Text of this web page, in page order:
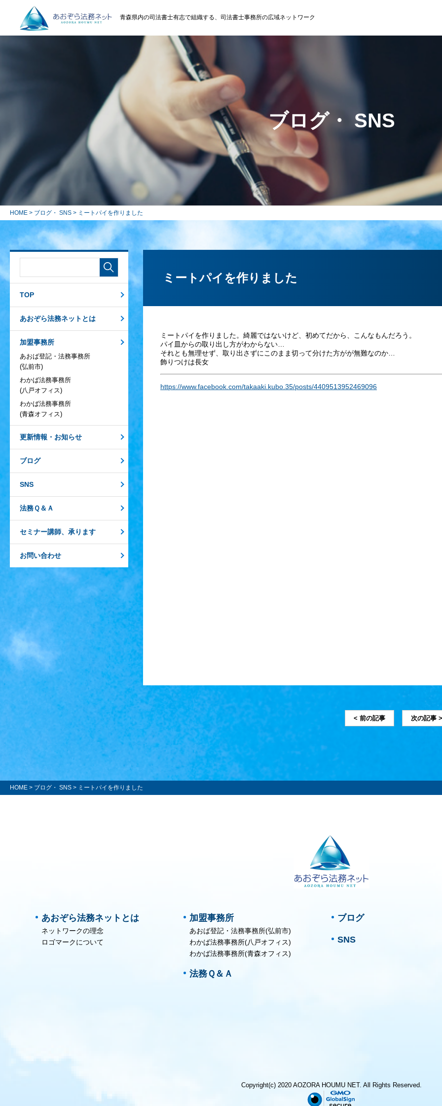
青森県内の司法書士有志で組織する、司法書士事務所の広域ネットワーク
ブログ・ SNS
HOME > ブログ・ SNS > ミートパイを作りました
ミートパイを作りました
ミートパイを作りました。綺麗ではないけど、初めてだから、こんなもんだろう。
パイ皿からの取り出し方がわからない…
それとも無理せず、取り出さずにこのまま切って分けた方がが無難なのか…
飾りつけは長女
https://www.facebook.com/takaaki.kubo.35/posts/4409513952469096
< 前の記事 次の記事 >
TOP
あおぞら法務ネットとは
加盟事務所
あおば登記・法務事務所
(弘前市)
わかば法務事務所
(八戸オフィス)
わかば法務事務所
(青森オフィス)
更新情報・お知らせ
ブログ
SNS
法務Ｑ＆Ａ
セミナー講師、承ります
お問い合わせ
HOME > ブログ・ SNS > ミートパイを作りました
あおぞら法務ネットとは
ネットワークの理念
ロゴマークについて
加盟事務所
あおば登記・法務事務所(弘前市)
わかば法務事務所(八戸オフィス)
わかば法務事務所(青森オフィス)
法務Ｑ＆Ａ
ブログ
SNS
Copyright(c) 2020 AOZORA HOUMU NET. All Rights Reserved.